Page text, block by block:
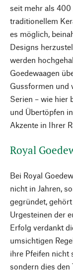
seit mehr als 400
traditionellem
es möglich,
Designs
werden
Goedewaagen
Gussformen und
Serien – wie hier
und Übertöpfen
Akzente in Ihrer
Royal
Bei Royal
nicht in Jahren,
gegründet,
Urgesteinen der
Erfolg verdankt
umsichtigen
ihre Pfeifen nicht
sondern dies den